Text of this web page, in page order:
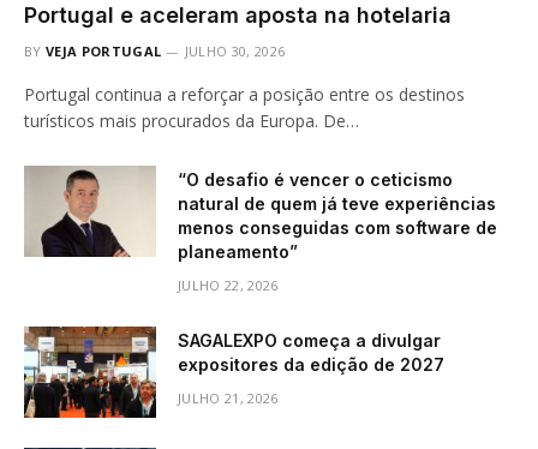
Portugal e aceleram aposta na hotelaria
BY VEJA PORTUGAL JULHO 30, 2026
Portugal continua a reforçar a posição entre os destinos
turísticos mais procurados da Europa. De…
“O desafio é vencer o ceticismo
natural de quem já teve experiências
menos conseguidas com software de
planeamento”
JULHO 22, 2026
SAGALEXPO começa a divulgar
expositores da edição de 2027
JULHO 21, 2026